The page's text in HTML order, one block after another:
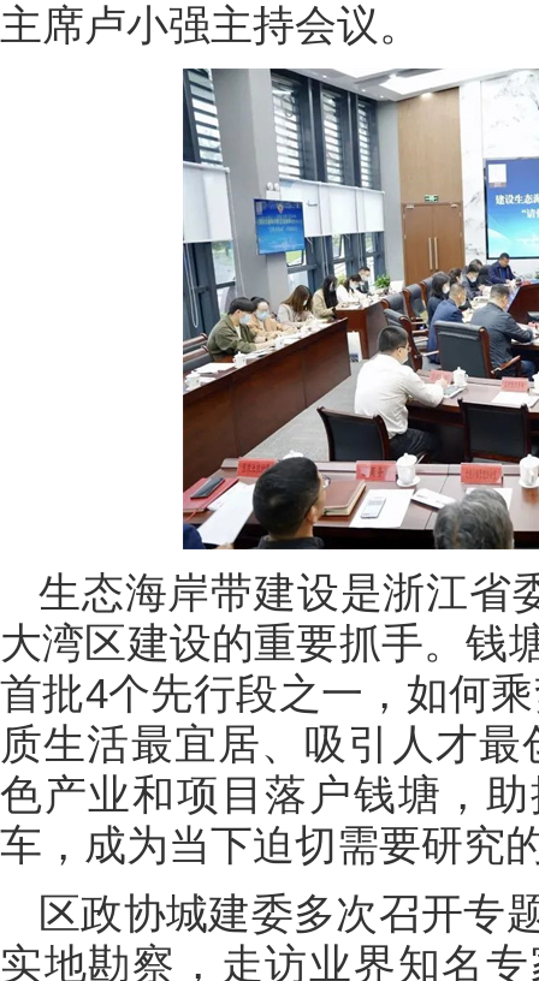
主席卢小强主持会议。
生态海岸带建设是浙江省
大湾区建设的重要抓手。钱
首批4个先行段之一，如何
质生活最宜居、吸引人才
色产业和项目落户钱塘，
车，成为当下迫切需要研究
区政协城建委多次召开专
实地勘察，走访业界知名